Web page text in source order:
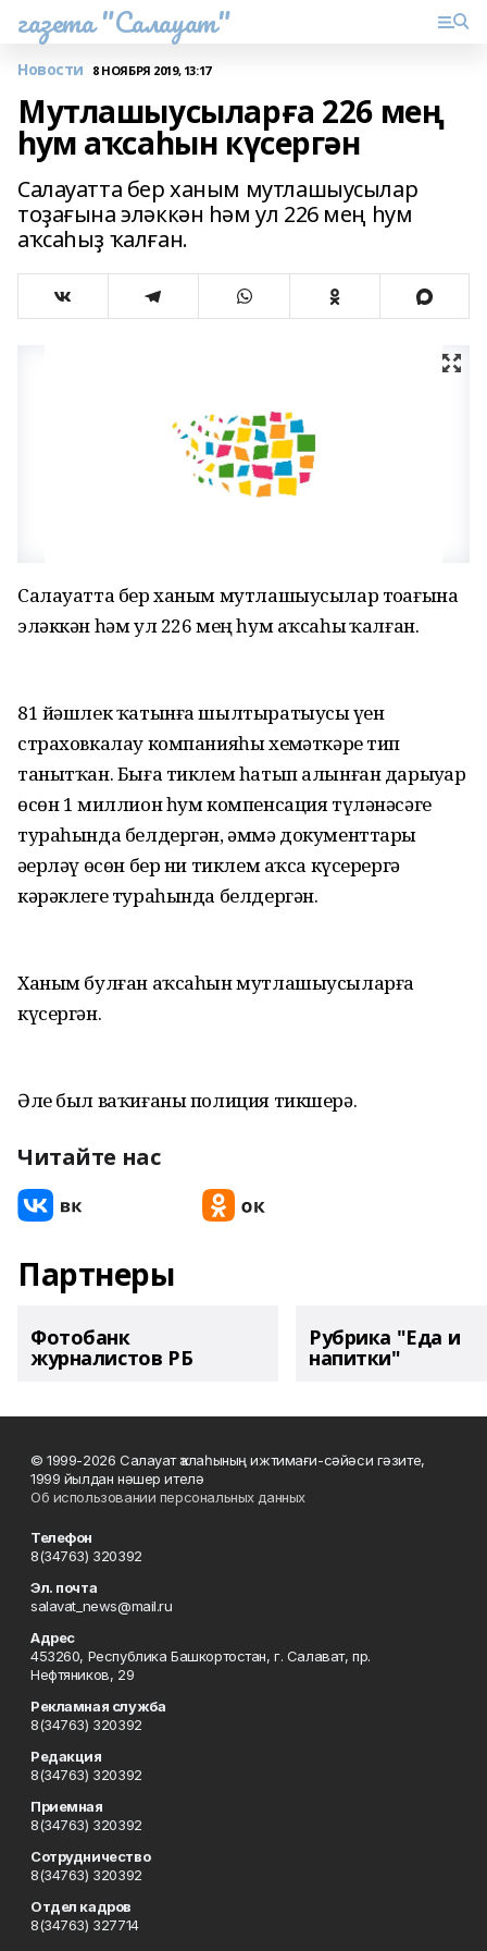
газета "Салауат"
Новости 8 НОЯБРЯ 2019, 13:17
Мутлашыусыларға 226 мең
һум аҡсаһын күсергән
Салауатта бер ханым мутлашыусылар
тоҙағына эләккән һәм ул 226 мең һум
аҡсаһыҙ ҡалған.
Салауатта бер ханым мутлашыусылар тоҙағына
эләккән һәм ул 226 мең һум аҡсаһыҙ ҡалған.
81 йәшлек ҡатынға шылтыратыусы үҙен
страховкалау компанияһы хеҙмәткәре тип
танытҡан. Быға тиклем һатып алынған дарыуҙар
өсөн 1 миллион һум компенсация түләнәсәге
тураһында белдергән, әммә документтарҙы
әҙерләү өсөн бер ни тиклем аҡса күсерергә
кәрәклеге тураһында белдергән.
Ханым булған аҡсаһын мутлашыусыларға
күсергән.
Әле был ваҡиғаны полиция тикшерә.
Читайте нас
Партнеры
Фотобанк
журналистов РБ
Рубрика "Еда и
напитки"
© 1999-2026 Салауат ҡалаһының ижтимағи-сәйәси гәзите,
1999 йылдан нәшер ителә
Об использовании персональных данных
Телефон
8(34763) 320392
Эл. почта
salavat_news@mail.ru
Адрес
453260, Республика Башкортостан, г. Салават, пр.
Нефтяников, 29
Рекламная служба
8(34763) 320392
Редакция
8(34763) 320392
Приемная
8(34763) 320392
Сотрудничество
8(34763) 320392
Отдел кадров
8(34763) 327714